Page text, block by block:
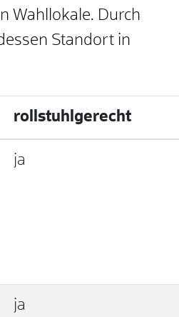
Wahllokale. Durch
Standort in
rollstuhlgerecht
ja
ja